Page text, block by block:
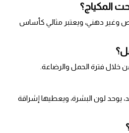
المكياج؟
وغير دهني، ويعتبر مثالي كأساس
خلال فترة الحمل والرضاعة.
يوحد لون البشرة، ويعطيها إشراقة